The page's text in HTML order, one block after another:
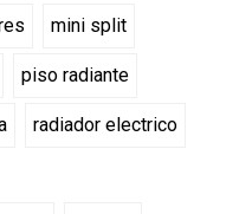
mini split
piso radiante
radiador electrico